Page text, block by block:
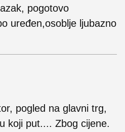
pogotovo
uređen,osoblje ljubazno
pogled na glavni trg,
koji put.... Zbog cijene.